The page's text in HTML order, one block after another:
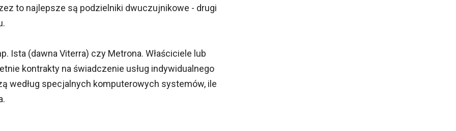
to najlepsze są podzielniki dwuczujnikowe - drugi
Ista (dawna Viterra) czy Metrona. Właściciele lub
kontrakty na świadczenie usług indywidualnego
według specjalnych komputerowych systemów, ile